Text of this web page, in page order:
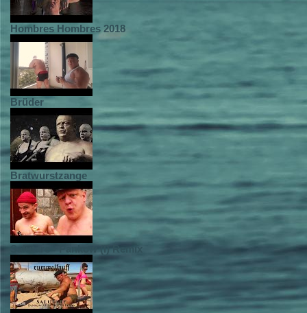
Hombres Hombres 2018
Brüder
Bratwurstzange
Salutare - Pankow (I) Remix